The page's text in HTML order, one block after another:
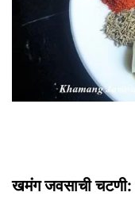
खमंग जवसाची चटणी: